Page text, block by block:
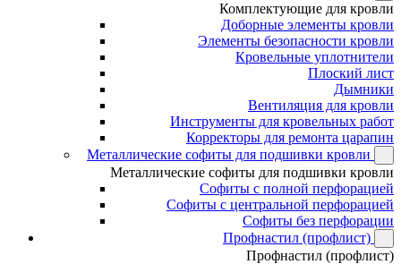
Комплектующие для кровли
Доборные элементы кровли
Элементы безопасности кровли
Кровельные уплотнители
Плоский лист
Дымники
Вентиляция для кровли
Инструменты для кровельных работ
Корректоры для ремонта царапин
Металлические софиты для подшивки кровли
Металлические софиты для подшивки кровли
Софиты с полной перфорацией
Софиты с центральной перфорацией
Софиты без перфорации
Профнастил (профлист)
Профнастил (профлист)